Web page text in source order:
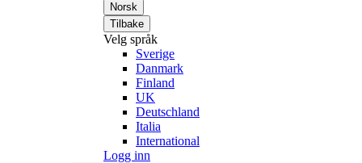
Norsk
Tilbake
Velg språk
Sverige
Danmark
Finland
UK
Deutschland
Italia
International
Logg inn